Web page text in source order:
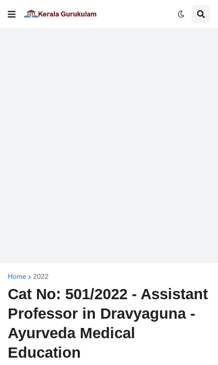
Home 2022
Cat No: 501/2022 - Assistant
Professor in Dravyaguna -
Ayurveda Medical
Education